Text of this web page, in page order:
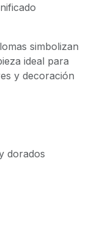
simbolizan
ideal para
y decoración
dorados